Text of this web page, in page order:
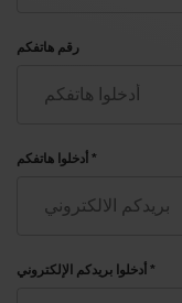
رقم هاتفكم
أدخلوا هاتفكم *
أدخلوا بريدكم الإلكتروني *